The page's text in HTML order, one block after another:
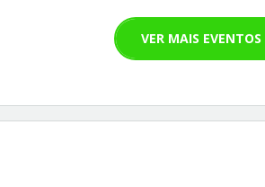
VER MAIS EVENTOS